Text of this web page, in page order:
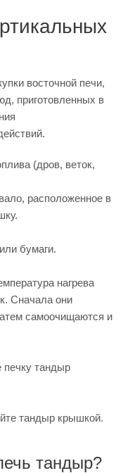
восточной печи,
приготовленных в
(дров, веток,
расположенное в
бумаги.
нагрева
Сначала они
самоочищаются и
печку тандыр
тандыр крышкой.
тандыр?